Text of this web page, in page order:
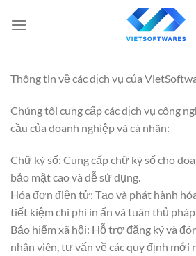
qua
Thông tin về các dịch vụ của
Chúng tôi cung cấp các dịch vụ công
cầu của doanh nghiệp và cá nhân:
Chữ ký số: Cung cấp chữ ký số cho
bảo mật cao và dễ sử dụng.
Hóa đơn điện tử: Tạo và phát hành
tiết kiệm chi phí in ấn và tuân thủ
Bảo hiểm xã hội: Hỗ trợ đăng ký và
nhân viên, tư vấn về các quy định mới